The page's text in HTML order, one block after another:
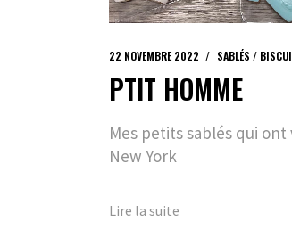
22 NOVEMBRE 2022 SABLÉS /
PTIT HOMME
Mes petits sablés qui ont
New York
Lire la suite